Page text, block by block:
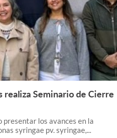
Leer Más +
realiza Seminario de Cierre
los avances en la
syringae pv. syringae,...